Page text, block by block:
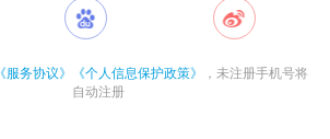
《服务协议》 《个人信息保护政策》
，未注册手机号将
自动注册